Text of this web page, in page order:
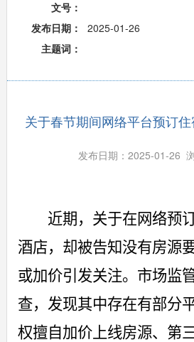
文号：
发布日期：
2025-01-26
主题词：
关于春节期间网络平台预订
发布日期：2025-01-26
近期，关于在网络预
酒店，却被告知没有房源
或加价引发关注。市场监
查，发现其中存在有部分
权擅自加价上线房源、第